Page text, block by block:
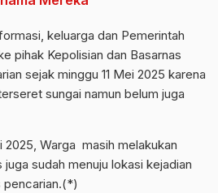
keluarga dan Pemerintah
pihak Kepolisian dan Basarnas
sejak minggu 11 Mei 2025 karena
sungai namun belum juga
2025, Warga masih melakukan
sudah menuju lokasi kejadian
pencarian.(*)